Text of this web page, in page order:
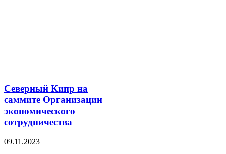
Северный Кипр на
саммите Организации
экономического
сотрудничества
09.11.2023